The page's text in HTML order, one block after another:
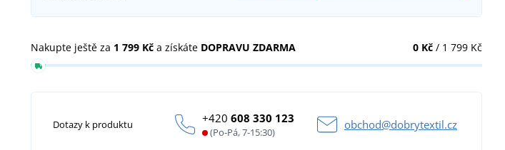
0 Kč/ 1 799 Kč
Nakupte ještě za 1 799 Kč a získáte DOPRAVU ZDARMA
Dotazy k produktu +420608 330 123
(Po-Pá, 7-15:30)
obchod@dobrytextil.cz